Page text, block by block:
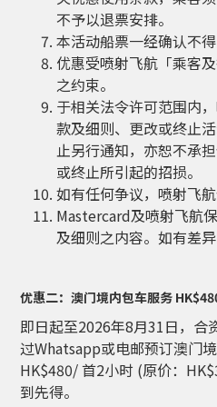
不予以退票安排。
本活动船票一经确认不
优惠受喷射飞航「乘客
之约束。
于相关法令许可范围内
款及细则、更改或终止
止另行通知，亦恕不承
或终止所引起的招损。
如有任何争议，喷射飞
Mastercard及喷射飞航
及细则之内容。如有差
优惠二：澳门境内包车服务
即日起至2026年8月31日，合
过Whatsapp或电邮预订澳门
HK$480/ 首2小时 (原价：
到先得。